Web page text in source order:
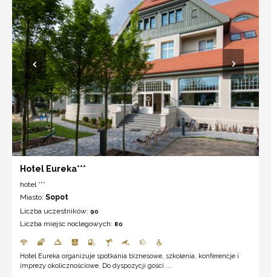
Hotel Eureka***
hotel ***
Miasto: Sopot
Liczba uczestników: 90
Liczba miejsc noclegowych: 80
Hotel Eureka organizuje spotkania biznesowe, szkolenia, konferencje i
imprezy okolicznościowe. Do dyspozycji gości ...